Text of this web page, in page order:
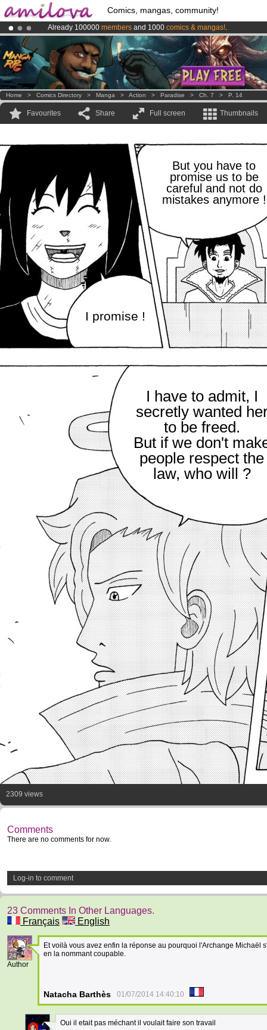
Comics, mangas, community!
Already 100000 members and 1000 comics & mangas!.
AmilovaKickstarter is now LIVE!.
Premium membership from3.95 euros per month !Get membership
Home > Comics Directory > Manga > Action > Paradise > Ch. 7 > P. 14
Favourites Share Full screen Thumbnails
But you have to
promise us to be
careful and not do
mistakes anymore !
I promise !
I have to admit, I
secretly wanted
to be freed.
But if we don't
people respect the
law, who will ?
2309 views
Comments
There are no comments for now.
Log-in to comment
23 Comments In Other Languages.
Français
English
24
Author
Et voilà vous avez enfin la réponse au pourquoi l'Archange Michaël
en la nommant coupable.
Natacha Barthès 01/07/2014 14:40:10
Oui il etait pas méchant il voulait faire son travail